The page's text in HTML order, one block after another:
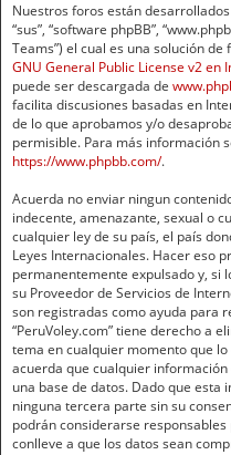
Nuestros foros están
“sus”, “software phpBB”,
Teams”) el cual es una solución de
GNU General Public License v2 en
puede ser descargada de
facilita discusiones basadas en
de lo que aprobamos y/o
permisible. Para más información
https://www.phpbb.com/.
Acuerda no enviar ningun
indecente, amenazante, sexual o
cualquier ley de su país, el país
Leyes Internacionales. Hacer eso
permanentemente expulsado y, si
su Proveedor de Servicios de
son registradas como ayuda para
“PeruVoley.com” tiene derecho a
tema en cualquier momento que
acuerda que cualquier
una base de datos. Dado que
ninguna tercera parte sin su
podrán considerarse
conlleve a que los datos sean